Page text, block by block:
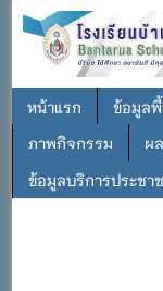
หน้าแรก ข้อมูล
ภาพกิจกรรม
ผ
ข้อมูลบริการประชา